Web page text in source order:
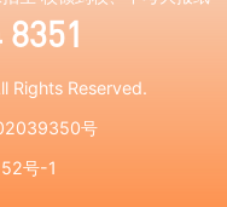
8351
Rights Reserved.
号
号-1